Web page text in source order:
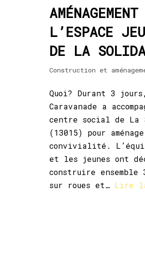
L’ESPACE
DE LA
Construction et
Quoi? Durant 3
Caravanade a
centre social de La
(13015) pour
convivialité.
et les jeunes ont
construire ensemble
sur roues et… Lire